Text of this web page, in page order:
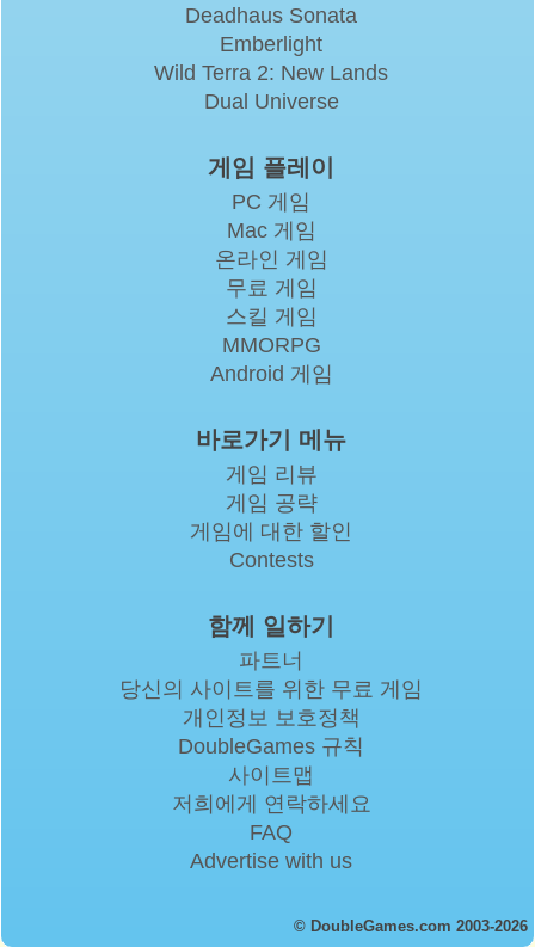
Deadhaus Sonata
Emberlight
Wild Terra 2: New Lands
Dual Universe
게임 플레이
PC 게임
Mac 게임
온라인 게임
무료 게임
스킬 게임
MMORPG
Android 게임
바로가기 메뉴
게임 리뷰
게임 공략
게임에 대한 할인
Contests
함께 일하기
파트너
당신의 사이트를 위한 무료 게임
개인정보 보호정책
DoubleGames 규칙
사이트맵
저희에게 연락하세요
FAQ
Advertise with us
© DoubleGames.com 2003-2026